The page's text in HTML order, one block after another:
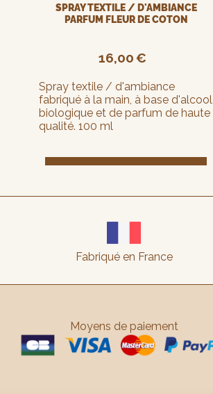
SPRAY TEXTILE / D'AMBIANCE
PARFUM FLEUR DE COTON
16,00€
Spray textile / d'ambiance
fabriqué à la main, à base d'alcool
biologique et de parfum de haute
qualité. 100 ml
Fabriqué en France
Moyens de paiement